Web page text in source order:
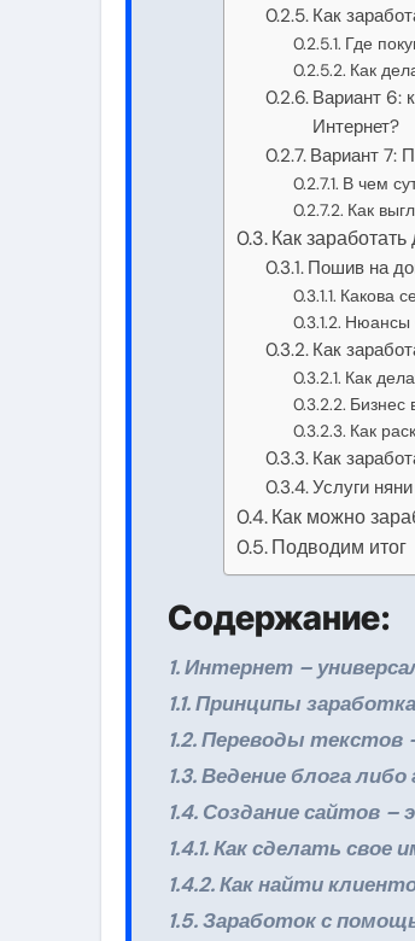
Как
Где
Как
Вариант 6:
Интернет?
Вариант 7:
В чем
Как
Как
Пошив на
Какова
Нюансы
Как
Как
Бизнес
Как
Как
Услуги
Как можно
Подводим итог
Содержание:
1. Интернет –
1.1. Принципы
1.2. Переводы
1.3. Ведение блога
1.4. Создание сайтов
1.4.1. Как сделать свое
1.4.2. Как найти
1.5. Заработок с